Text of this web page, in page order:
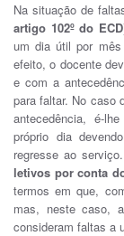
Na situação de
artigo 102º do ECD
um dia útil por
efeito, o docente
e com a
para faltar. No caso
antecedência, é-
próprio dia
regresse ao
letivos por conta
termos em que,
mas, neste caso,
consideram faltas a